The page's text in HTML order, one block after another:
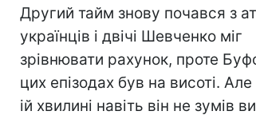
Другий тайм знову почався з
українців і двічі Шевченко міг
зрівнювати рахунок, проте
цих епізодах був на висоті.
ій хвилині навіть він не зумів